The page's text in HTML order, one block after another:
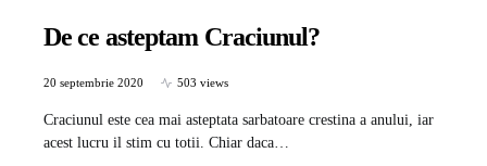
De ce asteptam Craciunul?
20 septembrie 2020 503 views
Craciunul este cea mai asteptata sarbatoare crestina a anului, iar
acest lucru il stim cu totii. Chiar daca…